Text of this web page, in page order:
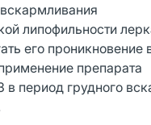
липофильности
его проникновение
препарата
период грудного